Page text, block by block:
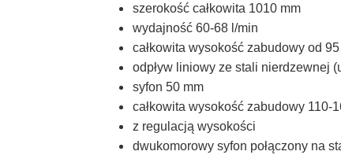
szerokość całkowita 1010 mm
wydajność 60-68 l/min
całkowita wysokość zabudowy od
odpływ liniowy ze stali nierdzewnej
syfon 50 mm
całkowita wysokość zabudowy 110-
z regulacją wysokości
dwukomorowy syfon połączony na